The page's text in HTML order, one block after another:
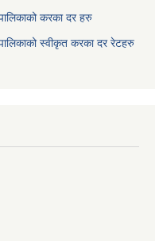
करका दर हरु
स्वीकृत करका दर रेटहरु